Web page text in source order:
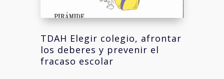
TDAH Elegir colegio, afrontar
los deberes y prevenir el
fracaso escolar